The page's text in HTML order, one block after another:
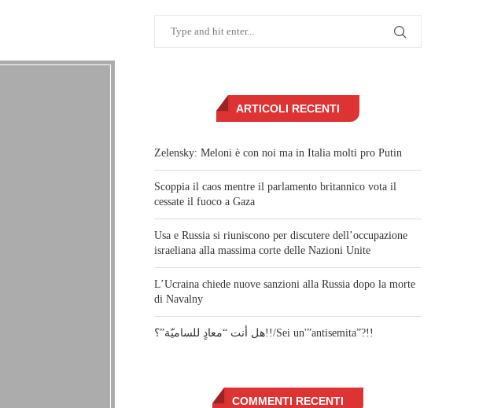
ARTICOLI RECENTI
Zelensky: Meloni è con noi ma in Italia molti pro Putin
Scoppia il caos mentre il parlamento britannico vota il
cessate il fuoco a Gaza
Usa e Russia si riuniscono per discutere dell’occupazione
israeliana alla massima corte delle Nazioni Unite
L’Ucraina chiede nuove sanzioni alla Russia dopo la morte
di Navalny
هل أنت “معادٍ للساميّة”؟!!/Sei un'”antisemita”?!!
COMMENTI RECENTI